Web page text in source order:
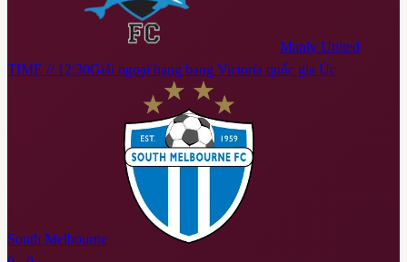
Manly United
TIME // 12:30Giải ngoại hạng bang Victoria quốc gia Úc
South Melbourne